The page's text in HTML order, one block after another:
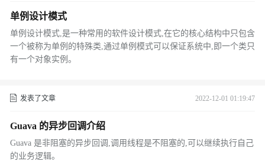
单例设计模式
单例设计模式,是一种常用的软件设计模式,在它的核心结构中只包含
一个被称为单例的特殊类,通过单例模式可以保证系统中,即一个类只
有一个对象实例。
发表了文章 2022-12-01 01:19:47
Guava 的异步回调介绍
Guava 是非阻塞的异步回调,调用线程是不阻塞的,可以继续执行自己
的业务逻辑。